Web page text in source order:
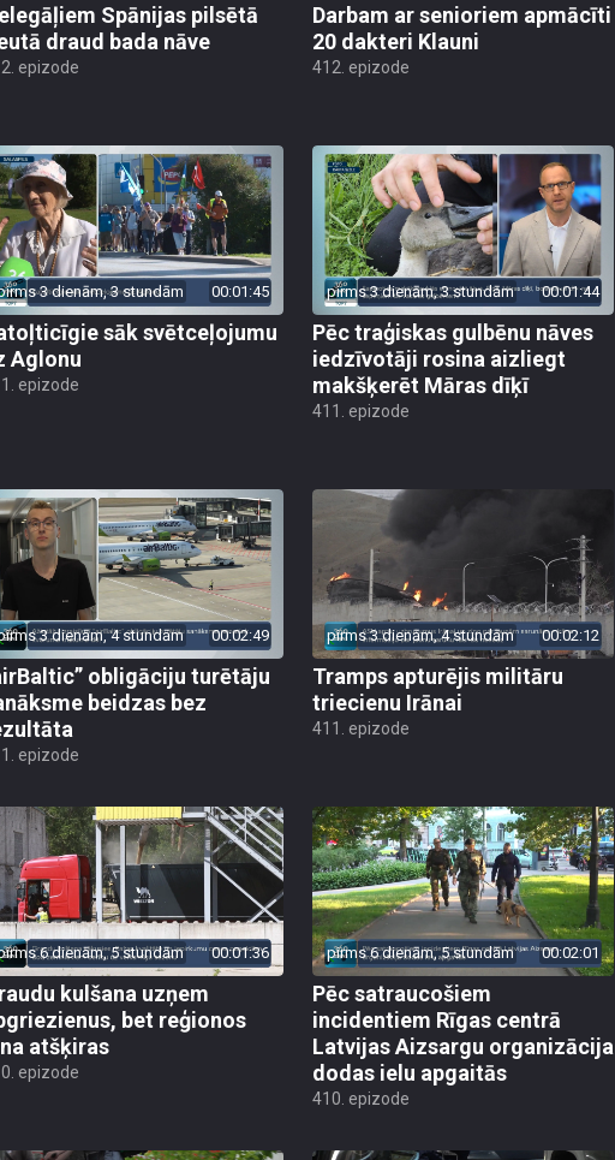
Spānijas pilsētā
draud bada nāve
epizode
Darbam ar senioriem apmācīti
20 dakteri Klauni
412. epizode
3 dienām, 3 stundām 00:01:45
sāk svētceļojumu
Aglonu
epizode
pirms 3 dienām, 3 stundām 00:01:44
Pēc traģiskas gulbēnu nāves
iedzīvotāji rosina aizliegt
makšķerēt Māras dīķī
411. epizode
3 dienām, 4 stundām 00:02:49
obligāciju turētāju
beidzas bez
epizode
pirms 3 dienām, 4 stundām 00:02:12
Tramps apturējis militāru
triecienu Irānai
411. epizode
6 dienām, 5 stundām 00:01:36
kulšana uzņem
bet reģionos
atšķiras
epizode
pirms 6 dienām, 5 stundām 00:02:01
Pēc satraucošiem
incidentiem Rīgas centrā
Latvijas Aizsargu organizācija
dodas ielu apgaitās
410. epizode